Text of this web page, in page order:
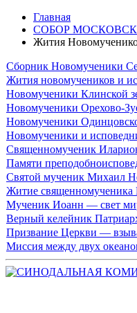
Главная
СОБОР
Жития
Сборник Новомученики
Жития новомучеников и
Новомученики Клинской
Новомученики Орехово-
Новомученики
Новомученики и
Священномученик
Памяти
Святой мученик Михаил
Житие священномученика
Мученик Иоанн — свет
Верный келейник
Призвание Церкви —
Миссия между двух